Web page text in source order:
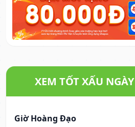
XEM TỐT XẤU
Giờ Hoàng Đạo